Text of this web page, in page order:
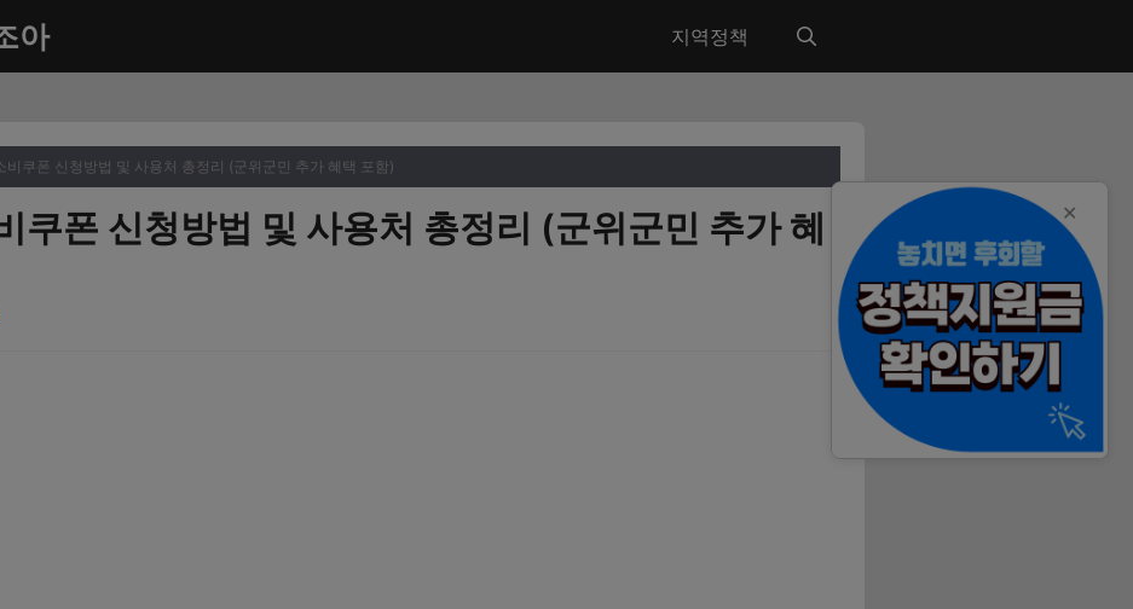
아 지역정책
비쿠폰 신청방법 및 사용처 총정리 (군위군민 추가 혜택 포함)
쿠폰 신청방법 및 사용처 총정리 (군위군민 추가 혜
✕